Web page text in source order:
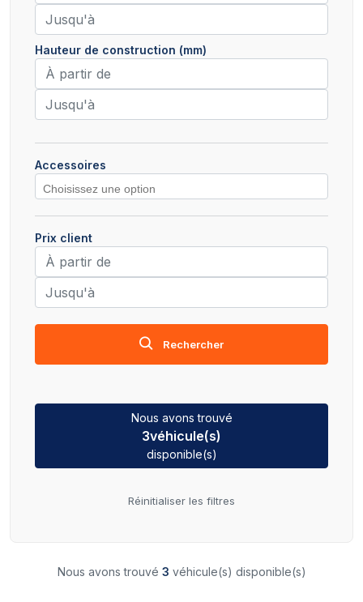
Hauteur de construction (mm)
Accessoires
Prix client
Rechercher
Nous avons trouvé
3véhicule(s)
disponible(s)
Réinitialiser les filtres
Nous avons trouvé 3 véhicule(s) disponible(s)